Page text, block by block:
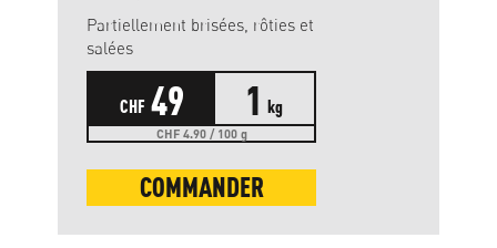
Partiellement brisées, rôties et
salées
CHF 49 1 kg
CHF 4.90 / 100 g
COMMANDER